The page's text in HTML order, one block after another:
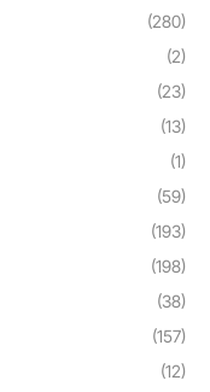
(280)
(2)
(23)
(13)
(1)
(59)
(193)
(198)
(38)
(157)
(12)